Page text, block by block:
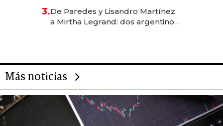
las marcas "fast premium"
3.De Paredes y Lisandro Martínez
a Mirtha Legrand: dos argentinos
Más noticias